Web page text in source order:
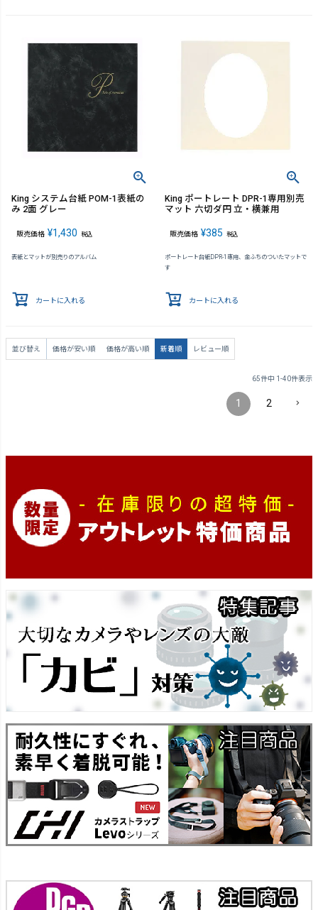
King システム台紙 POM-1表紙の
み 2面 グレー
販売価格 ¥1,430 税込
表紙とマットが別売りのアルバム
カートに入れる
King ポートレート DPR-1専用別売
マット 六切ダ円 立・横兼用
販売価格 ¥385 税込
ポートレート台紙DPR-1専用、金ふちのついたマットで
す
カートに入れる
並び替え 価格が安い順 価格が高い順 新着順 レビュー順
65件中 1 -40件表示
1 2